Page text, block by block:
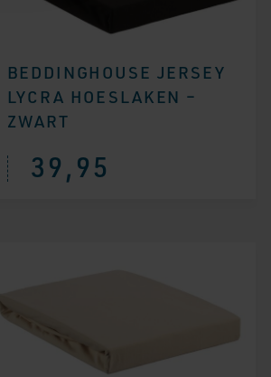
BEDDINGHOUSE JERSEY
LYCRA HOESLAKEN –
ZWART
39,95